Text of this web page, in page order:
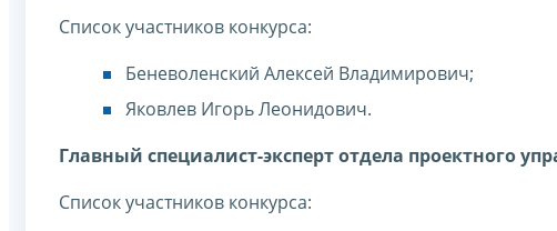
Список участников конкурса:
Беневоленский Алексей Владимирович;
Яковлев Игорь Леонидович.
Главный специалист-эксперт отдела проектного
Список участников конкурса: